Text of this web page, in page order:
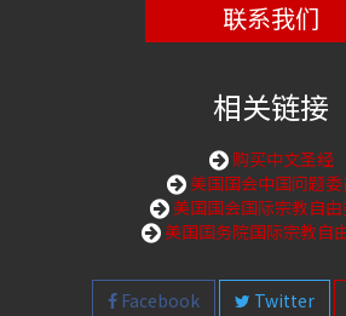
联系我们
相关链接
购买中文圣经
美国国会中国问题委
美国国会国际宗教自由
美国国务院国际宗教自
Facebook Twitter